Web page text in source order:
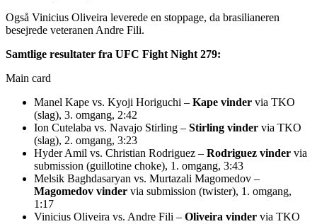
Også Vinicius Oliveira leverede en stoppage, da brasilianeren
besejrede veteranen Andre Fili.
Samtlige resultater fra UFC Fight Night 279:
Main card
Manel Kape vs. Kyoji Horiguchi – Kape vinder via TKO
(slag), 3. omgang, 2:42
Ion Cutelaba vs. Navajo Stirling – Stirling vinder via TKO
(slag), 2. omgang, 3:23
Hyder Amil vs. Christian Rodriguez – Rodriguez vinder via
submission (guillotine choke), 1. omgang, 3:43
Melsik Baghdasaryan vs. Murtazali Magomedov –
Magomedov vinder via submission (twister), 1. omgang,
1:17
Vinicius Oliveira vs. Andre Fili – Oliveira vinder via TKO